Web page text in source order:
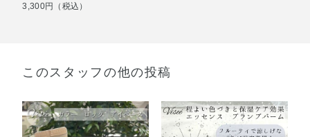
3,300円（税込）
このスタッフの他の投稿